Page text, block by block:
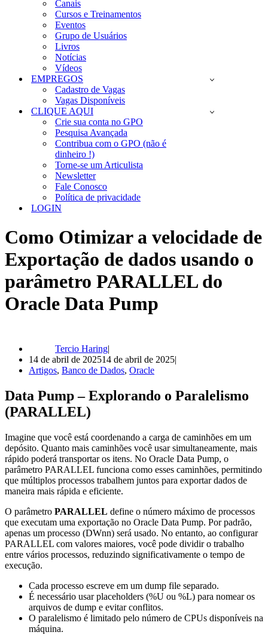
Canais
Cursos e Treinamentos
Eventos
Grupo de Usuários
Livros
Notícias
Vídeos
EMPREGOS
Cadastro de Vagas
Vagas Disponíveis
CLIQUE AQUI
Crie sua conta no GPO
Pesquisa Avançada
Contribua com o GPO (não é
dinheiro !)
Torne-se um Articulista
Newsletter
Fale Conosco
Política de privacidade
LOGIN
Como Otimizar a velocidade de
Exportação de dados usando o
parâmetro PARALLEL do
Oracle Data Pump
Tercio Haring
14 de abril de 202514 de abril de 2025
Artigos, Banco de Dados, Oracle
Data Pump – Explorando o Paralelismo
(PARALLEL)
Imagine que você está coordenando a carga de caminhões em um
depósito. Quanto mais caminhões você usar simultaneamente, mais
rápido poderá transportar os itens. No Oracle Data Pump, o
parâmetro PARALLEL funciona como esses caminhões, permitindo
que múltiplos processos trabalhem juntos para exportar dados de
maneira mais rápida e eficiente.
O parâmetro PARALLEL define o número máximo de processos
que executam uma exportação no Oracle Data Pump. Por padrão,
apenas um processo (DWnn) será usado. No entanto, ao configurar
PARALLEL com valores maiores, você pode dividir o trabalho
entre vários processos, reduzindo significativamente o tempo de
execução.
Cada processo escreve em um dump file separado.
É necessário usar placeholders (%U ou %L) para nomear os
arquivos de dump e evitar conflitos.
O paralelismo é limitado pelo número de CPUs disponíveis na
máquina.